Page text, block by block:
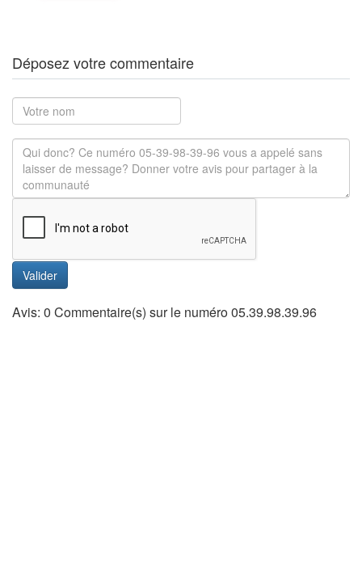
Déposez votre commentaire
Valider
Avis: 0 Commentaire(s) sur le numéro 05.39.98.39.96